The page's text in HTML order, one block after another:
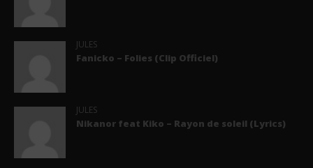
JULES
Fanicko – Folies (Clip Officiel)
JULES
Nikanor feat Kiko – Rayon de soleil (Lyrics)